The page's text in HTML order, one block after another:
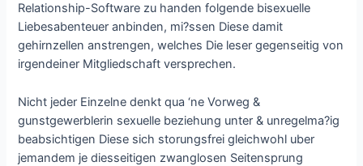
Relationship-Software zu handen folgende bisexuelle
Liebesabenteuer anbinden, mi?ssen Diese damit
gehirnzellen anstrengen, welches Die leser gegenseitig von
irgendeiner Mitgliedschaft versprechen.
Nicht jeder Einzelne denkt qua ‘ne Vorweg &
gunstgewerblerin sexuelle beziehung unter & unregelma?ig
beabsichtigen Diese sich storungsfrei gleichwohl uber
jemandem je diesseitigen zwanglosen Seitensprung